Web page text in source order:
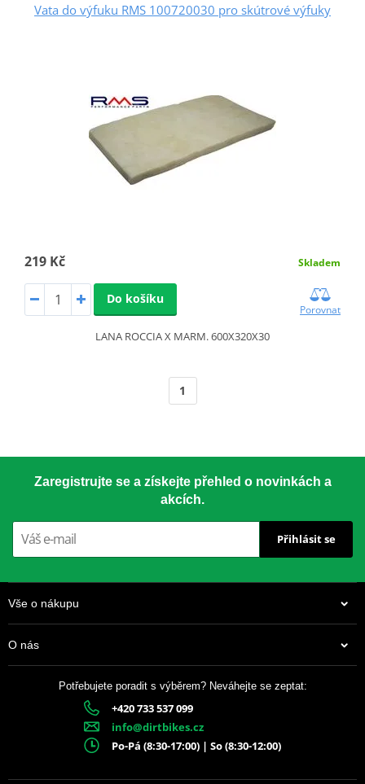
Vata do výfuku RMS 100720030 pro skútrové výfuky
219 Kč Skladem
Do košíku
Porovnat
LANA ROCCIA X MARM. 600X320X30
1
Zaregistrujte se a získejte přehled o novinkách a
akcích.
Přihlásit se
Vše o nákupu
O nás
Potřebujete poradit s výběrem? Neváhejte se zeptat:
+420 733 537 099
info@dirtbikes.cz
Po-Pá (8:30-17:00) | So (8:30-12:00)